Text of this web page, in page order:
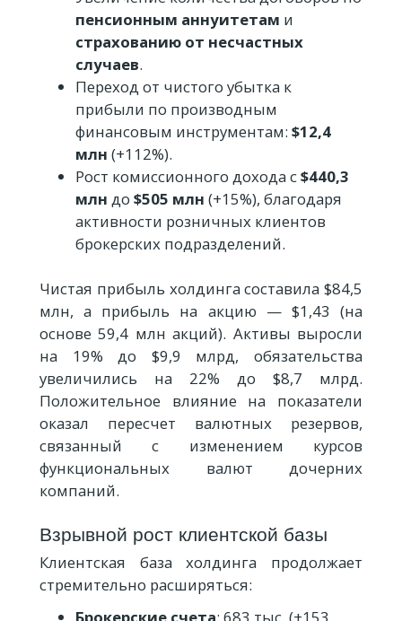
пенсионным аннуитетам и
страхованию от несчастных
случаев.
Переход от чистого убытка к
прибыли по производным
финансовым инструментам: $12,4
млн (+112%).
Рост комиссионного дохода с$440,3
млн до $505 млн (+15%), благодаря
активности розничных клиентов
брокерских подразделений.
Чистая прибыль холдинга составила $84,5
млн, а прибыль на акцию — $1,43 (на
основе 59,4 млн акций). Активы выросли
на 19% до $9,9 млрд, обязательства
увеличились на 22% до $8,7 млрд.
Положительное влияние на показатели
оказал пересчет валютных резервов,
связанный с изменением курсов
функциональных валют дочерних
компаний.
Взрывной рост клиентской базы
Клиентская база холдинга продолжает
стремительно расширяться: